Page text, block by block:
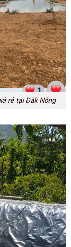
rẻ tại Đắk Nông